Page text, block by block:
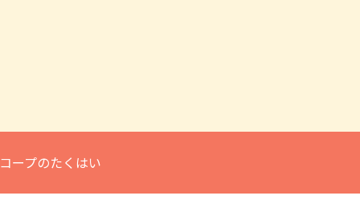
コープのたくはい